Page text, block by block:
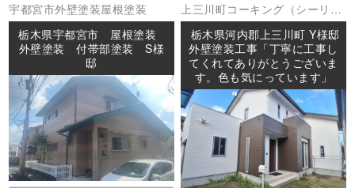
宇都宮市外壁塗装屋根塗装
栃木県宇都宮市 屋根塗装
外壁塗装 付帯部塗装 S様
邸
上三川町コーキング（シーリン
グ外壁塗装屋根塗装防水工事
栃木県河内郡上三川町 Y様邸
外壁塗装工事「丁寧に工事し
てくれてありがとうございま
す。色も気にっています」